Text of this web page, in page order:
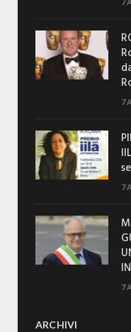
7
7
7
7
ARCHIVI